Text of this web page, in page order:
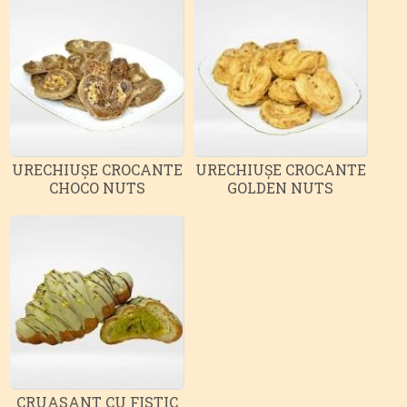
URECHIUȘE CROCANTE
CHOCO NUTS
URECHIUȘE CROCANTE
GOLDEN NUTS
CRUASANT CU FISTIC